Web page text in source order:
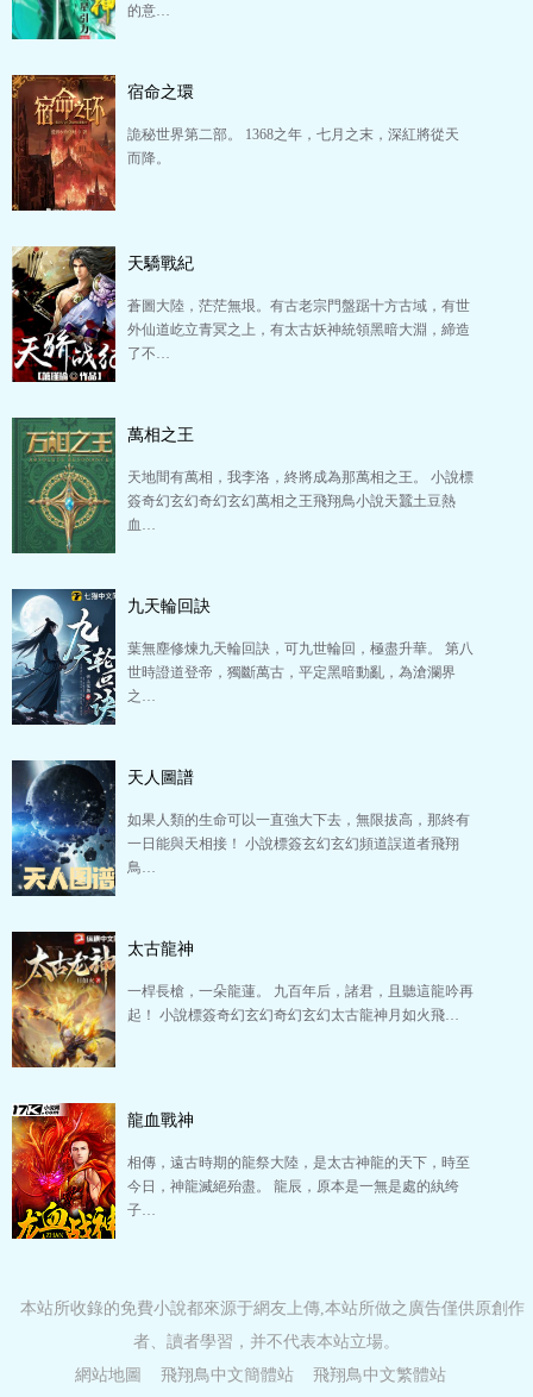
的意…
宿命之環
詭秘世界第二部。 1368之年，七月之末，深紅將從天
而降。
天驕戰紀
蒼圖大陸，茫茫無垠。有古老宗門盤踞十方古域，有世
外仙道屹立青冥之上，有太古妖神統領黑暗大淵，締造
了不…
萬相之王
天地間有萬相，我李洛，終將成為那萬相之王。 小說標
簽奇幻玄幻奇幻玄幻萬相之王飛翔鳥小說天蠶土豆熱
血…
九天輪回訣
葉無塵修煉九天輪回訣，可九世輪回，極盡升華。 第八
世時證道登帝，獨斷萬古，平定黑暗動亂，為滄瀾界
之…
天人圖譜
如果人類的生命可以一直強大下去，無限拔高，那終有
一日能與天相接！ 小說標簽玄幻玄幻頻道誤道者飛翔
鳥…
太古龍神
一桿長槍，一朵龍蓮。 九百年后，諸君，且聽這龍吟再
起！ 小說標簽奇幻玄幻奇幻玄幻太古龍神月如火飛…
龍血戰神
相傳，遠古時期的龍祭大陸，是太古神龍的天下，時至
今日，神龍滅絕殆盡。 龍辰，原本是一無是處的紈绔
子…
本站所收錄的免費小說都來源于網友上傳,本站所做之廣告僅供原創作
者、讀者學習，并不代表本站立場。
網站地圖
飛翔鳥中文簡體站 飛翔鳥中文繁體站